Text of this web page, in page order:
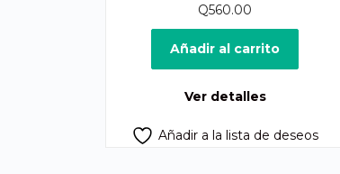
Q560.00
Añadir al carrito
Ver detalles
Añadir a la lista de deseos